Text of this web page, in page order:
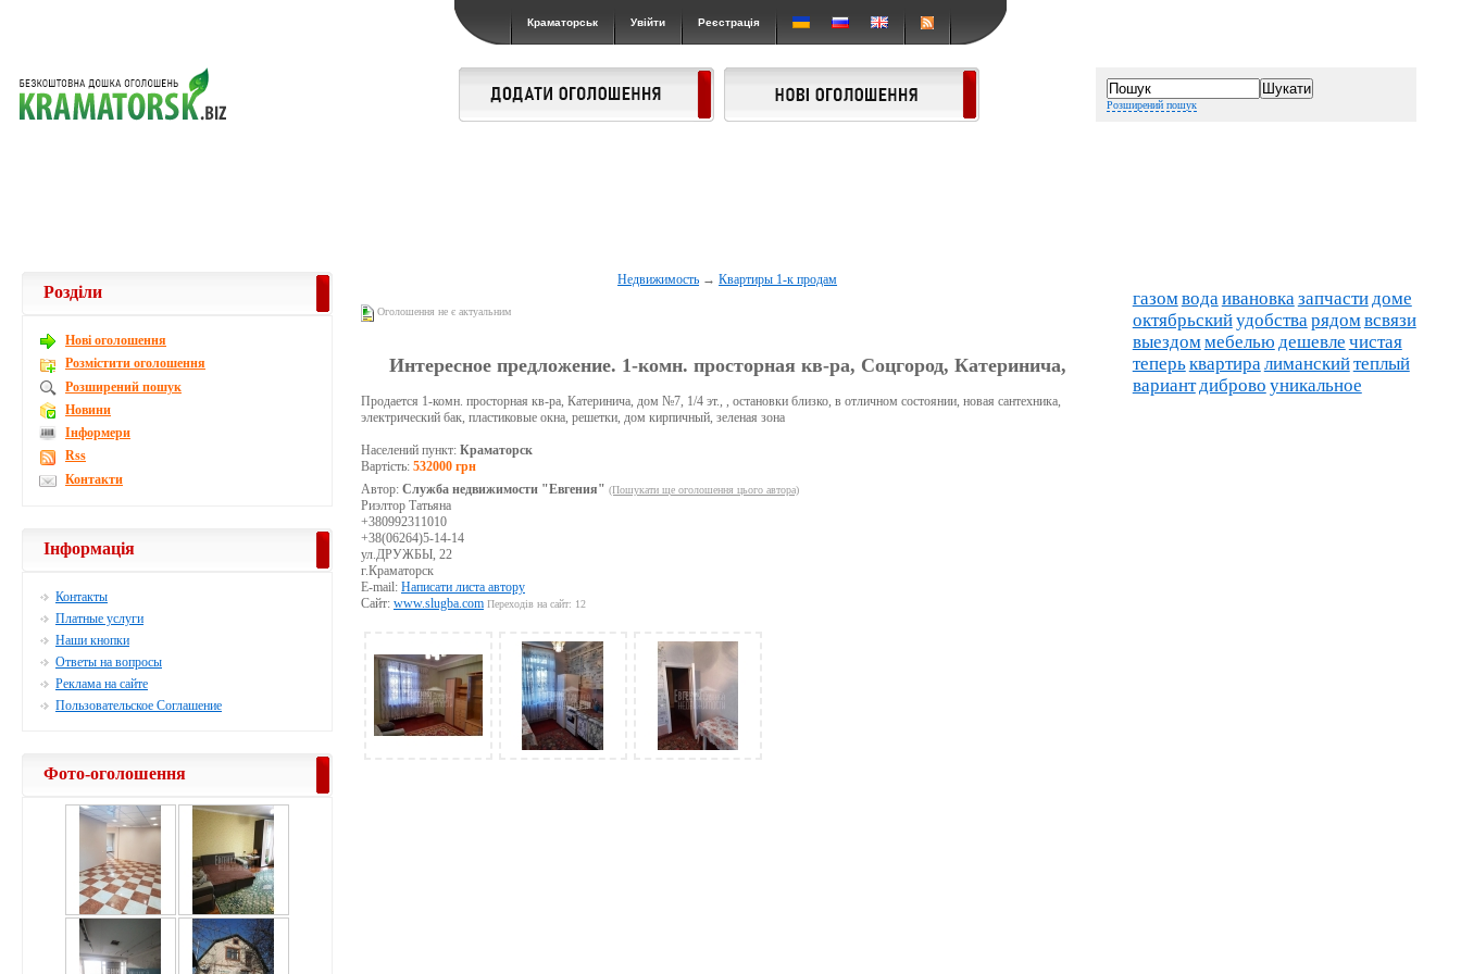
Краматорськ Увійти Реєстрація
Розширений пошук
Недвижимость →Квартиры 1-к продам
Оголошення не є актуальним
Интересное предложение. 1-комн. просторная кв-ра, Соцгород, Катеринича,
Продается 1-комн. просторная кв-ра, Катеринича, дом №7, 1/4 эт., , остановки близко, в отличном состоянии, новая сантехника,
электрический бак, пластиковые окна, решетки, дом кирпичный, зеленая зона
Населений пункт: Краматорск
Вартість: 532000 грн
Автор: Служба недвижимости "Евгения" (Пошукати ще оголошення цього автора)
Риэлтор Татьяна
+380992311010
+38(06264)5-14-14
ул.ДРУЖБЫ, 22
г.Краматорск
E-mail: Написати листа автору
Сайт: www.slugba.com Переходів на сайт: 12
Розділи
Новi оголошення
Розмістити оголошення
Розширений пошук
Новини
Інформери
Rss
Контакти
Інформація
Контакты
Платные услуги
Наши кнопки
Ответы на вопросы
Реклама на сайте
Пользовательское Соглашение
Фото-оголошення
газомводаивановказапчастидоме
октябрьскийудобстварядомвсвязи
выездоммебелью дешевле чистая
теперьквартиралиманскийтеплый
вариантдиброво уникальное